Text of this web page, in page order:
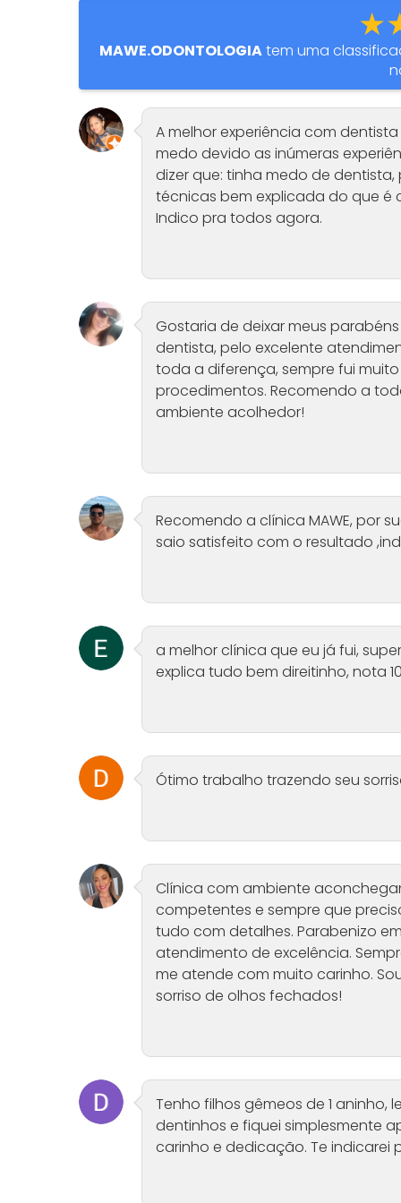
MAWE.ODONTOLOGIAtem uma
A melhor experiência com
medo devido as inúmeras
dizer que: tinha medo de
técnicas bem explicada do que é
Indico pra todos agora.
Gostaria de deixar meus
dentista, pelo excelente
toda a diferença, sempre fui
procedimentos. Recomendo a
ambiente acolhedor!
Recomendo a clínica MAWE, por
saio satisfeito com o resultado
a melhor clínica que eu já fui,
explica tudo bem direitinho, nota
Ótimo trabalho trazendo seu
Clínica com ambiente
competentes e sempre que
tudo com detalhes. Parabenizo
atendimento de excelência.
me atende com muito carinho.
sorriso de olhos fechados!
Tenho filhos gêmeos de 1 aninho,
dentinhos e fiquei simplesmente
carinho e dedicação. Te indicarei